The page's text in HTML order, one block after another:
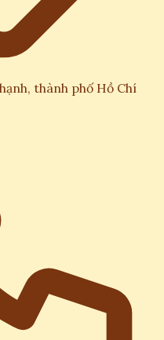
thành phố Hồ Chí